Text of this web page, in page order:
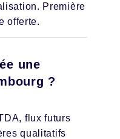
Première
offerte.
une
?
flux futurs
qualitatifs